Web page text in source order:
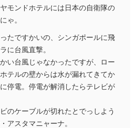
モンドホテルには日本の自衛隊の
ゃ。
たですかいの、シンガポールに飛
に台風直撃。
い台風じゃなかったですが、ロー
テルの壁からは水が漏れてきてか
停電。停電が解消したらテレビが
のケーブルが切れたとでっしよう
アスタマニャーナ。